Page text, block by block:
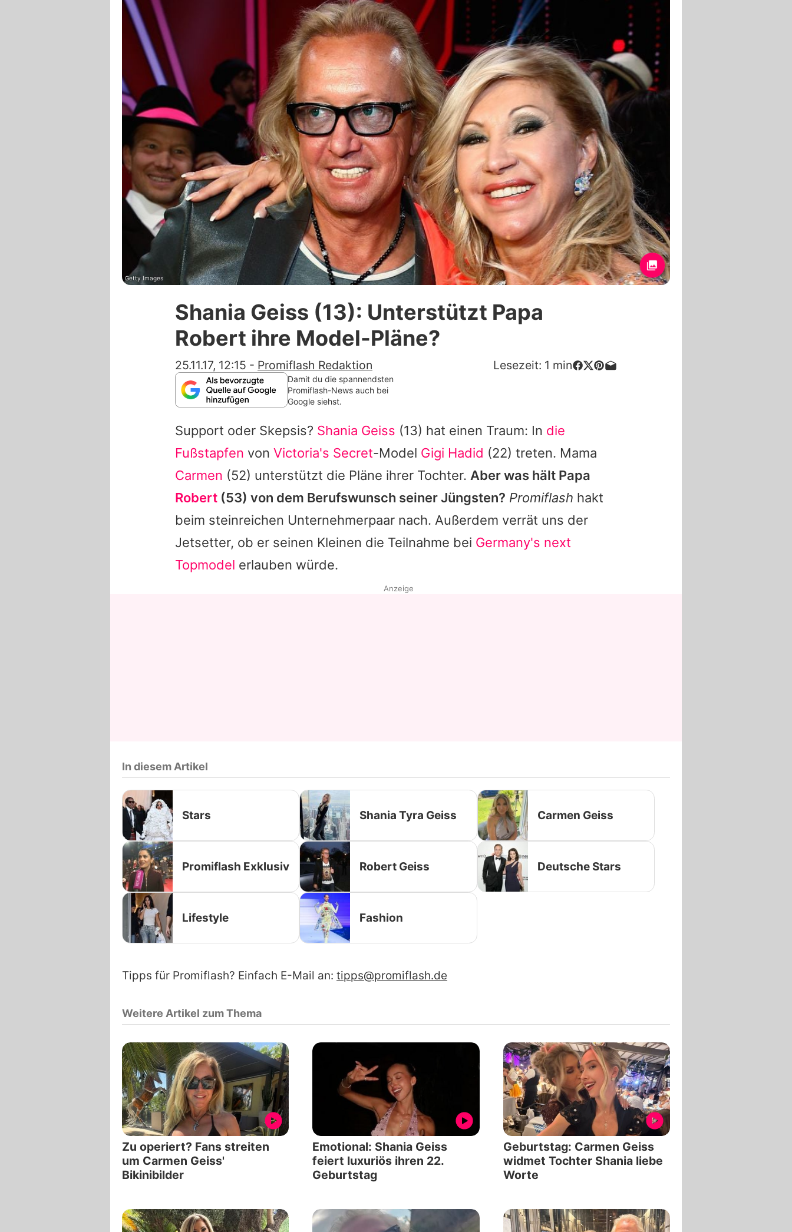
Filme & Serien
Lifestyle
Familie & Liebe
Promiflash Exklusiv
Alle Themen auf Promiflash
Jobs
App runterladen
Team
Redaktionelle Richtlinien
Impressum
Datenschutzerklärung
Nutzungsbedingungen
Utiq verwalten
Getty Images
Shania Geiss (13): Unterstützt Papa
Robert ihre Model-Pläne?
25.11.17, 12:15 - Promiflash Redaktion Lesezeit: 1 min
Damit du die spannendsten
Promiflash-News auch bei
Google siehst.
Support oder Skepsis? Shania Geiss (13) hat einen Traum: In die
Fußstapfen von Victoria's Secret-Model Gigi Hadid (22) treten. Mama
Carmen (52) unterstützt die Pläne ihrer Tochter. Aber was hält Papa
Robert (53) von dem Berufswunsch seiner Jüngsten? Promiflash hakt
beim steinreichen Unternehmerpaar nach. Außerdem verrät uns der
Jetsetter, ob er seinen Kleinen die Teilnahme bei Germany's next
Topmodel erlauben würde.
Anzeige
In diesem Artikel
Stars Shania Tyra Geiss Carmen Geiss
Promiflash Exklusiv Robert Geiss Deutsche Stars
Lifestyle Fashion
Tipps für Promiflash? Einfach E-Mail an: tipps@promiflash.de
Weitere Artikel zum Thema
Zu operiert? Fans streiten
um Carmen Geiss'
Bikinibilder
Emotional: Shania Geiss
feiert luxuriös ihren 22.
Geburtstag
Geburtstag: Carmen Geiss
widmet Tochter Shania liebe
Worte